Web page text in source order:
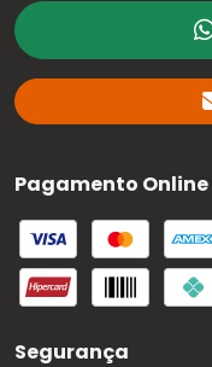
Pagamento Online
Segurança